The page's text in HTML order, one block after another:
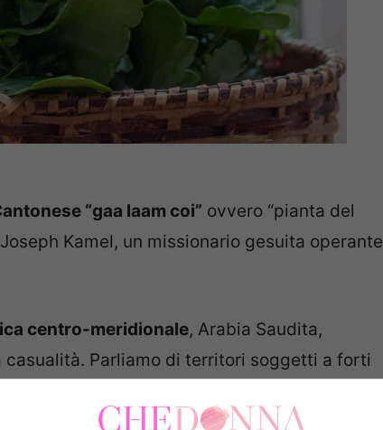
“gaa laam coi” ovvero “pianta del
Kamel, un missionario gesuita operante
centro-meridionale, Arabia Saudita,
casualità. Parliamo di territori soggetti a forti
da queste piante.